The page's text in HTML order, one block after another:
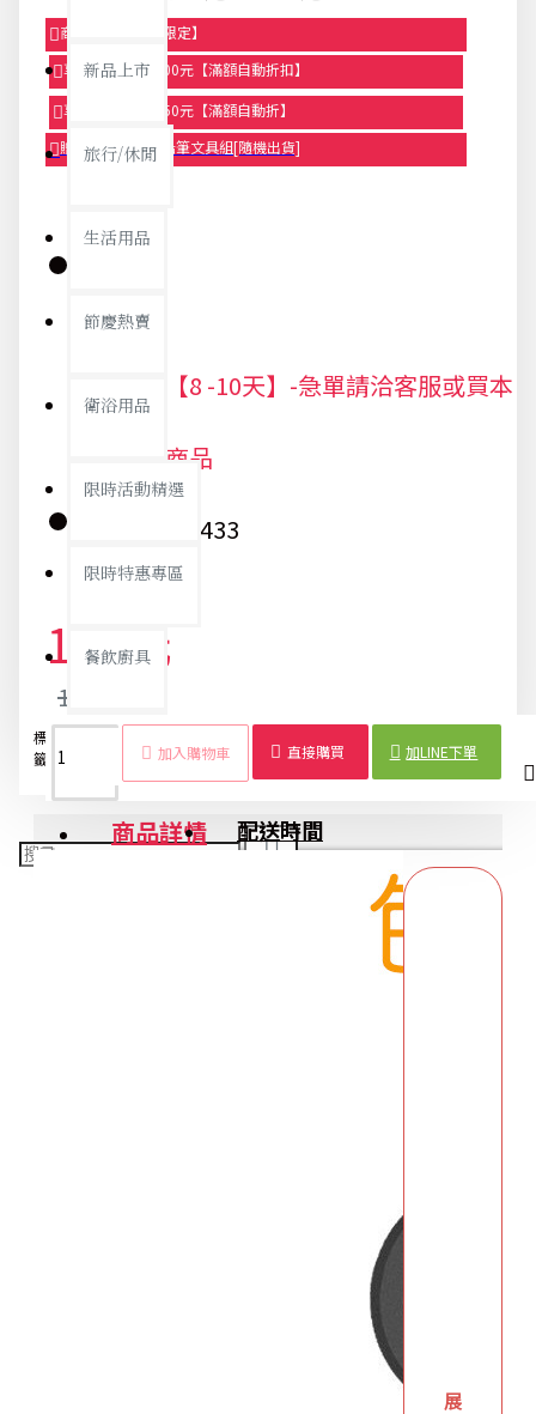
新品上市
旅行/休閒
生活用品
節慶熱賣
衛浴用品
限時活動精選
限時特惠專區
餐飲廚具
銅板精選
商品95折【今日限定】
享滿1000元折100元【滿額自動折扣】
享滿2000元折250元【滿額自動折】
贈品-滿899送色鉛筆文具組[隨機出貨]
庫存:
出貨期【8 -10天】-急單請洽客服或買本
站現貨商品
9433
178元
188元
加入購物車 直接購買 加LINE下單
標
籤：
保護
蓋
鏡頭
蓋
蓋
鏡頭
蓋
蓋
保護
蓋
遮擋
商品詳情 配送時間
展